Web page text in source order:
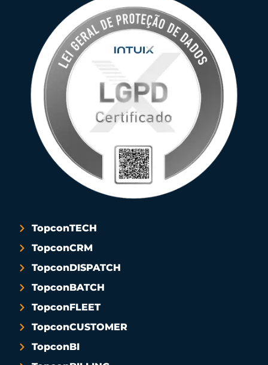
TopconTECH
TopconCRM
TopconDISPATCH
TopconBATCH
TopconFLEET
TopconCUSTOMER
TopconBI